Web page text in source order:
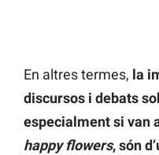
En altres termes, la
discursos i debats
especialment si van
happy flowers, són